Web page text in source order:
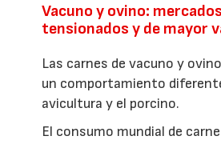
Vacuno y ovino:
tensionados y de mayor
Las carnes de vacuno y
un comportamiento
avicultura y el porcino.
El consumo mundial de